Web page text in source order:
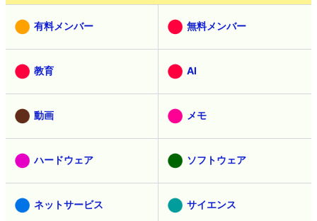
有料メンバー 無料メンバー
教育 AI
動画 メモ
ハードウェア ソフトウェア
ネットサービス サイエンス